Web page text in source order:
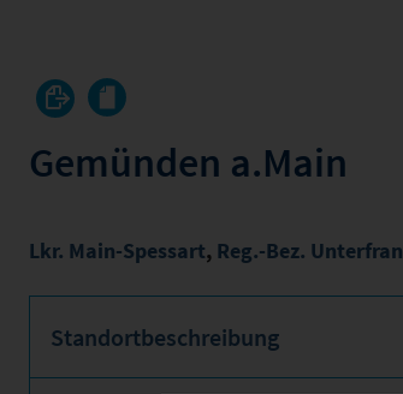
Gemünden a.Main
Lkr. Main-Spessart, Reg.-Bez.
Standortbeschreibung